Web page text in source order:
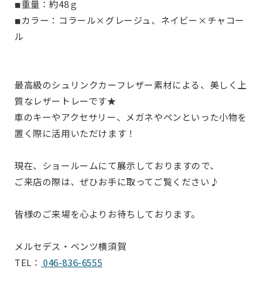
◾︎重量：約48ｇ
◾︎カラー：コラール×グレージュ、ネイビー×チャコー
ル
最高級のシュリンクカーフレザー素材による、美しく上
質なレザートレーです★
車のキーやアクセサリー、メガネやペンといった小物を
置く際に活用いただけます！
現在、ショールームにて展示しておりますので、
ご来店の際は、ぜひお手に取ってご覧ください♪
皆様のご来場を心よりお待ちしております。
メルセデス・ベンツ横須賀
TEL： 046-836-6555